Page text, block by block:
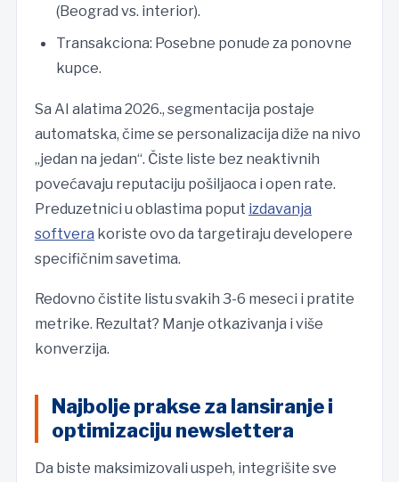
(Beograd vs. interior).
Transakciona: Posebne ponude za ponovne
kupce.
Sa AI alatima 2026., segmentacija postaje
automatska, čime se personalizacija diže na nivo
„jedan na jedan“. Čiste liste bez neaktivnih
povećavaju reputaciju pošiljaoca i open rate.
Preduzetnici u oblastima poput izdavanja
softvera koriste ovo da targetiraju developere
specifičnim savetima.
Redovno čistite listu svakih 3-6 meseci i pratite
metrike. Rezultat? Manje otkazivanja i više
konverzija.
Najbolje prakse za lansiranje i
optimizaciju newslettera
Da biste maksimizovali uspeh, integrišite sve